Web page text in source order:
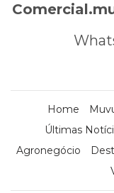
Home
Últimas
Agronegócio